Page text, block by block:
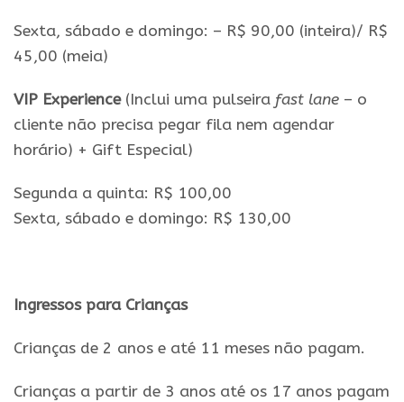
Sexta, sábado e domingo: – R$ 90,00 (inteira)/ R$
45,00 (meia)
VIP Experience(Inclui uma pulseira fast lane – o
cliente não precisa pegar fila nem agendar
horário) + Gift Especial)
Segunda a quinta: R$ 100,00
Sexta, sábado e domingo: R$ 130,00
Ingressos para Crianças
Crianças de 2 anos e até 11 meses não pagam.
Crianças a partir de 3 anos até os 17 anos pagam